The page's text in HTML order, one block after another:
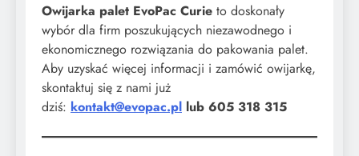
Owijarka palet EvoPac Curie to doskonały
wybór dla firm poszukujących niezawodnego i
ekonomicznego rozwiązania do pakowania palet.
Aby uzyskać więcej informacji i zamówić owijarkę,
skontaktuj się z nami już
dziś: kontakt@evopac.pl lub 605 318 315